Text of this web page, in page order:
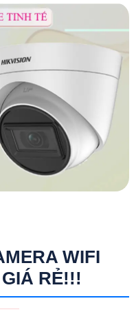
WIFI
RẺ!!!